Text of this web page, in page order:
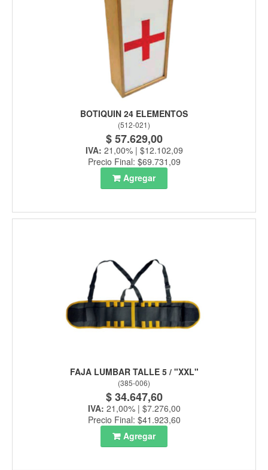
BOTIQUIN 24 ELEMENTOS
(512-021)
$ 57.629,00
IVA: 21,00% | $12.102,09
Precio Final: $69.731,09
Agregar
FAJA LUMBAR TALLE 5 / "XXL"
(385-006)
$ 34.647,60
IVA: 21,00% | $7.276,00
Precio Final: $41.923,60
Agregar